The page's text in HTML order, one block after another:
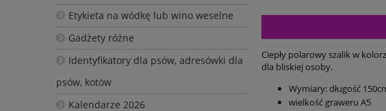
Etykieta na wódkę lub wino weselne
Gadżety różne
Identyfikatory dla psów, adresówki dla
psów, kotów
Kalendarze 2026
Ciepły polarowy szalik w
dla bliskiej osoby.
Wymiary: długość
wielkość graweru A5